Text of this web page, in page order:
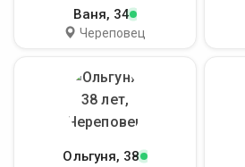
Ваня, 34
Череповец
Ольгуня, 38